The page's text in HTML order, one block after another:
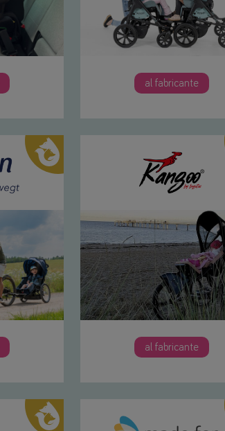
al fabricante
al fabricante